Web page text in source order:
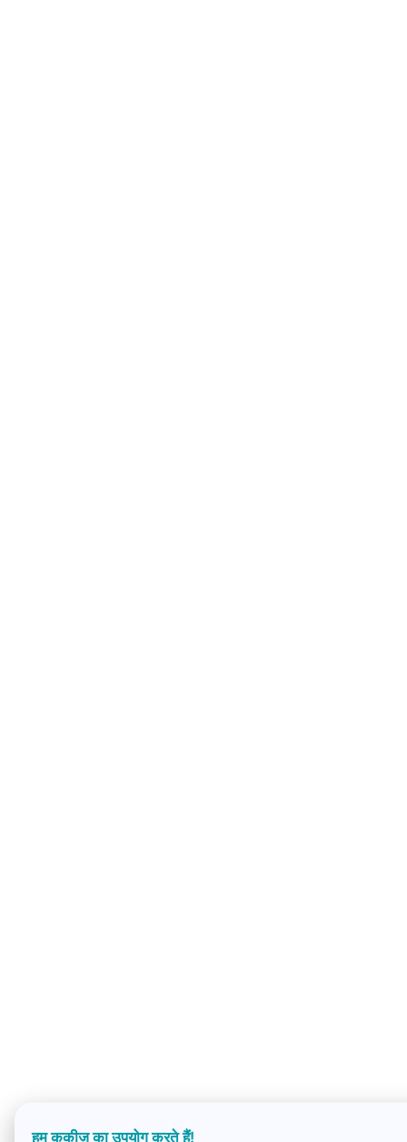
हम कुकीज़ का उपयोग करते हैं!